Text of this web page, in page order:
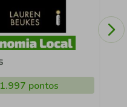
1.997 pontos